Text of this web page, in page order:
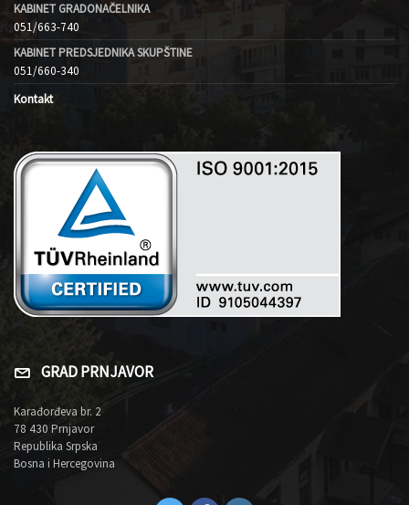
KABINET GRADONAČELNIKA
051/663-740
KABINET PREDSJEDNIKA SKUPŠTINE
051/660-340
Kontakt
GRAD PRNJAVOR
Karađorđeva br. 2
78 430 Prnjavor
Republika Srpska
Bosna i Hercegovina